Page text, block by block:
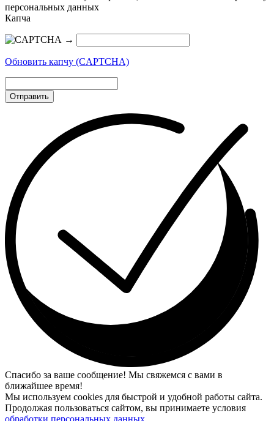
персональных данных
Капча
→
Обновить капчу (CAPTCHA)
Отправить
Спасибо за ваше сообщение! Мы свяжемся с вами в
ближайшее время!
Мы используем cookies для быстрой и удобной работы сайта.
Продолжая пользоваться сайтом, вы принимаете условия